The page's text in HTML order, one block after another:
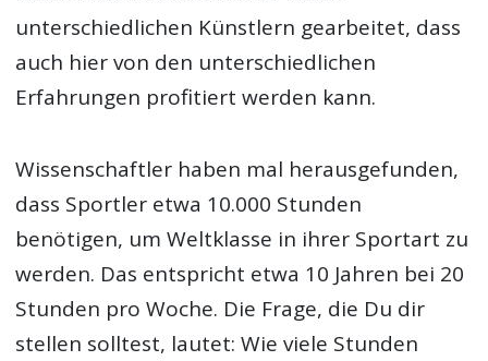
unterschiedlichen Künstlern gearbeitet, dass
auch hier von den unterschiedlichen
Erfahrungen profitiert werden kann.
Wissenschaftler haben mal herausgefunden,
dass Sportler etwa 10.000 Stunden
benötigen, um Weltklasse in ihrer Sportart zu
werden. Das entspricht etwa 10 Jahren bei 20
Stunden pro Woche. Die Frage, die Du dir
stellen solltest, lautet: Wie viele Stunden